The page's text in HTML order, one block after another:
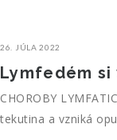
26. JÚLA 2022
Lymfedém
CHOROBY
tekutina a vzniká